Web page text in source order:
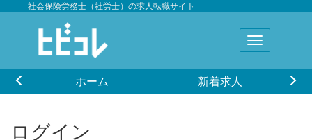
社会保険労務士（社労士）の求人転職サイト
ホーム 新着求人
ログイン